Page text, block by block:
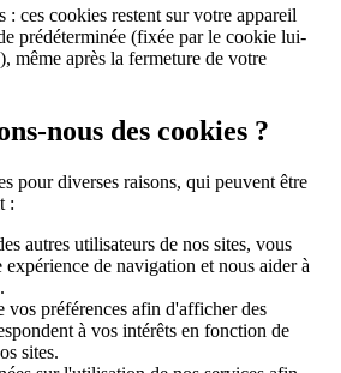
: ces cookies restent sur votre appareil
prédéterminée (fixée par le cookie lui-
même après la fermeture de votre
nous des cookies ?
pour diverses raisons, qui peuvent être
:
autres utilisateurs de nos sites, vous
expérience de navigation et nous aider à
vos préférences afin d'afficher des
à vos intérêts en fonction de
sites.